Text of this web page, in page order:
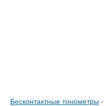
Бесконтактные тонометры